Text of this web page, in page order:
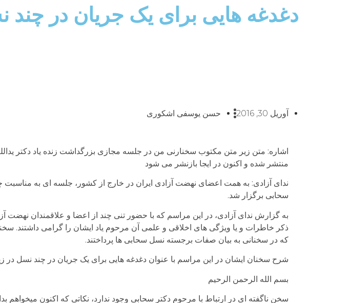
دغدغه هایی برای یک جریان در چند
آوریل 30, 2016 حسن یوسفی اشکوری
اشاره: متن زیر متن مکتوب سخنارنی من در جلسه مجازی بزرگداشت زنده یاد دکتر
منتشر شده و اکنون در ایجا بازنشر می شود
ندای آزادی: به همت اعضای نهضت آزادی ایران در خارج از کشور، جلسه ای به مناسبت
سحابی برگزار شد.
به گزارش ندای آزادی، در این مراسم که با حضور تنی چند از اعضا و علاقمندان نهضت
ذکر خاطرات و یا ویژگی های اخلاقی و علمی آن مرحوم یاد ایشان را گرامی داشتند.
که در سخنانی به بیان صفات برجسته نسل سحابی ها پرداختند.
شرح سخنان ایشان در این مراسم با عنوان دغدغه هایی برای یک جریان در چند نسل در
بسم الله الرحمن الرحیم
سخن ناگفته ای در ارتباط با مرحوم دکتر سحابی وجود ندارد، نکاتی که اکنون میخواهم